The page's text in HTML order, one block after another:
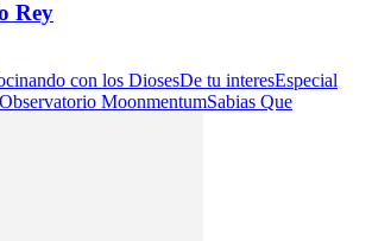
Rey
con los DiosesDe tu interesEspecial
Observatorio MoonmentumSabias Que